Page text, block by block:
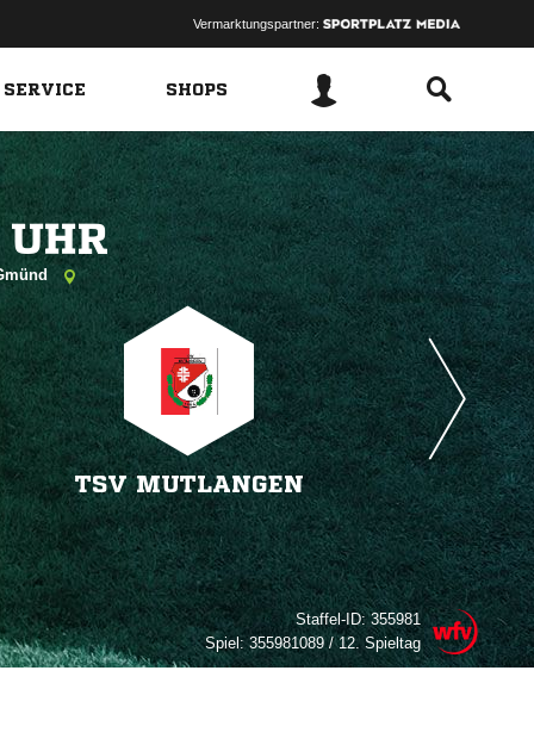
Vermarktungspartner:
SHOPS

TSV MUTLANGEN
Staffel-ID:355981
Spiel:355981089 / 12. Spieltag